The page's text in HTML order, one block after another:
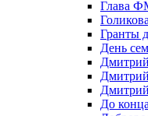
Глава
Гранты
День
До